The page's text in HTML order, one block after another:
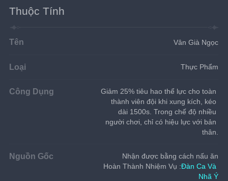
Thuộc Tính
Tên Vân Già Ngọc
Loại Thực Phẩm
Công Dụng
Giảm 25% tiêu hao thể lực cho toàn
thành viên đội khi xung kích, kéo
dài 1500s. Trong chế độ nhiều
người chơi, chỉ có hiệu lực với bản
thân.
Nguồn Gốc
Nhận được bằng cách nấu ăn
Hoàn Thành Nhiệm Vụ :Đàn Ca Và
Nhã Ý